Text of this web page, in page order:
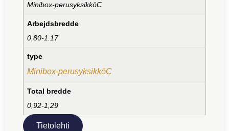
Minibox-perusyksikköC
Arbejdsbredde
0,80-1.17
type
Minibox-perusyksikköC
Total bredde
0,92-1,29
Tietolehti